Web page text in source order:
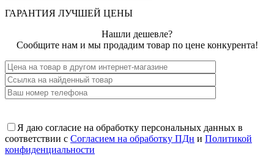
ГАРАНТИЯ ЛУЧШЕЙ ЦЕНЫ
Нашли дешевле?
Сообщите нам и мы продадим товар по цене конкурента!
Я даю согласие на обработку персональных данных в
соответствии с Согласием на обработку ПДн и Политикой
конфиденциальности